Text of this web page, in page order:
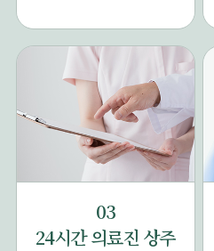
03
24시간 의료진 상주